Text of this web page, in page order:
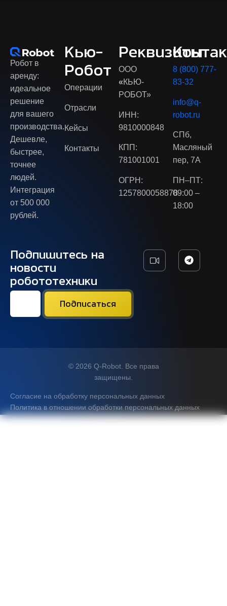
Робот в
аренду:
идеальное
решение
для вашего
производства.
Дешевле,
быстрее,
точнее
людей.
Интеграция
от 500 000
рублей.
Кью-
Робот
Операции
Отрасли
Кейсы
Контакты
Реквизиты
ООО
«КЬЮ-
РОБОТ»
ИНН:
9810000848
КПП:
781001001
ОГРН:
1257800058878
8 (800) 777-
83-32
info@q-
robot.ru
СПб,
Масляный
пер, 7А
ПН–ПТ:
09:00 –
18:00
Подпишитесь на
новости
робототехники
© 2026 Q-Robot. Все права
защищены.
Согласие на обработку персональных данных
Политика в отношении обработки персональных данных